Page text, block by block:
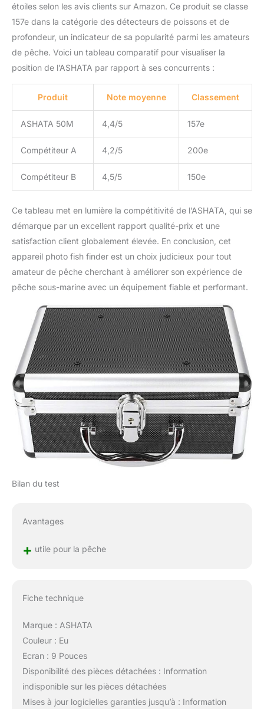
étoiles selon les avis clients sur Amazon. Ce produit se classe
157e dans la catégorie des détecteurs de poissons et de
profondeur, un indicateur de sa popularité parmi les amateurs
de pêche. Voici un tableau comparatif pour visualiser la
position de l’ASHATA par rapport à ses concurrents :
Produit Note moyenne Classement
ASHATA 50M 4,4/5 157e
Compétiteur A 4,2/5 200e
Compétiteur B 4,5/5 150e
Ce tableau met en lumière la compétitivité de l’ASHATA, qui se
démarque par un excellent rapport qualité-prix et une
satisfaction client globalement élevée. En conclusion, cet
appareil photo fish finder est un choix judicieux pour tout
amateur de pêche cherchant à améliorer son expérience de
pêche sous-marine avec un équipement fiable et performant.
Bilan du test
Avantages
+ utile pour la pêche
Fiche technique
Marque : ASHATA
Couleur : Eu
Ecran : 9 Pouces
Disponibilité des pièces détachées : Information
indisponible sur les pièces détachées
Mises à jour logicielles garanties jusqu’à : Information